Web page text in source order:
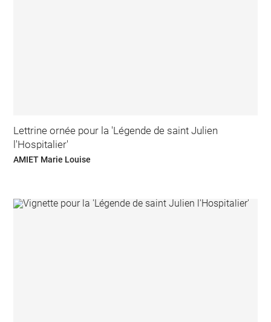
Lettrine ornée pour la 'Légende de saint Julien
l'Hospitalier'
AMIET Marie Louise